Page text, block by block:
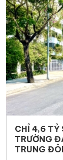
CHỈ 4,6 TỶ
TRƯỜNG
TRUNG